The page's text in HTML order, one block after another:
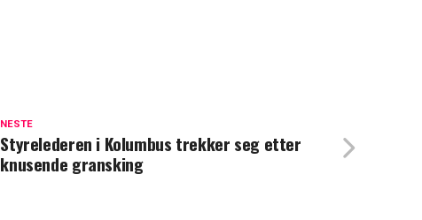
NESTE
Styrelederen i Kolumbus trekker seg etter
knusende gransking